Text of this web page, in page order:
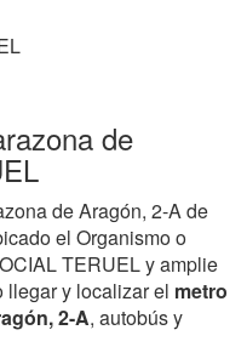
de
de Aragón, 2-A de
el Organismo o
TERUEL y amplie
llegar y localizar el metro
2-A, autobús y